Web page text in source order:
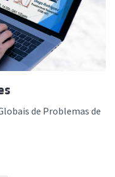
de Problemas de